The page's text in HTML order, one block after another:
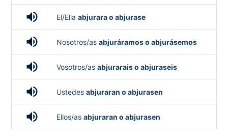
volume_up El/Ella abjurara o abjurase
volume_up Nosotros/as abjuráramos o abjurásemos
volume_up Vosotros/as abjurarais o abjuraseis
volume_up Ustedes abjuraran o abjurasen
volume_up Ellos/as abjuraran o abjurasen